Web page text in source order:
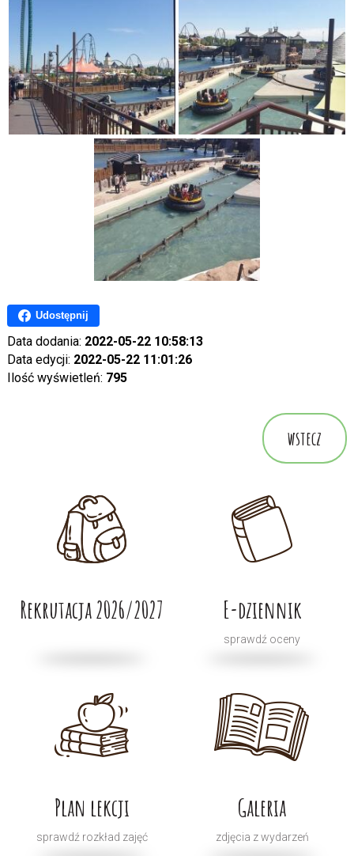
Udostępnij
Data dodania: 2022-05-22 10:58:13
Data edycji: 2022-05-22 11:01:26
Ilość wyświetleń: 795
wstecz
Rekrutacja 2026/2027 E-dziennik
sprawdź oceny
Plan lekcji
sprawdź rozkład zajęć
Galeria
zdjęcia z wydarzeń